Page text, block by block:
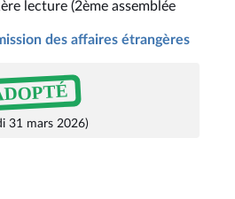
lecture (2ème assemblée
des affaires étrangères
31 mars 2026)